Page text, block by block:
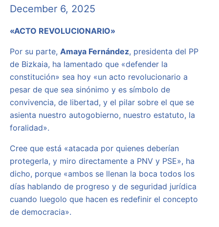
December 6, 2025
«ACTO REVOLUCIONARIO»
Por su parte, Amaya Fernández, presidenta del PP
de Bizkaia, ha lamentado que «defender la
constitución» sea hoy «un acto revolucionario a
pesar de que sea sinónimo y es símbolo de
convivencia, de libertad, y el pilar sobre el que se
asienta nuestro autogobierno, nuestro estatuto, la
foralidad».
Cree que está «atacada por quienes deberían
protegerla, y miro directamente a PNV y PSE», ha
dicho, porque «ambos se llenan la boca todos los
días hablando de progreso y de seguridad jurídica
cuando luegolo que hacen es redefinir el concepto
de democracia».